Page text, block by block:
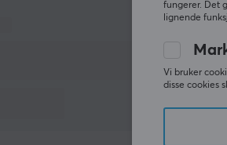
fungerer. Det
lignende
Vi bruker
disse cookies